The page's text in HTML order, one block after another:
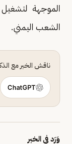
الموجهة
الشعب اليمني.
ناقش الخبر مع
ChatGPT
وَرَد في الخبر